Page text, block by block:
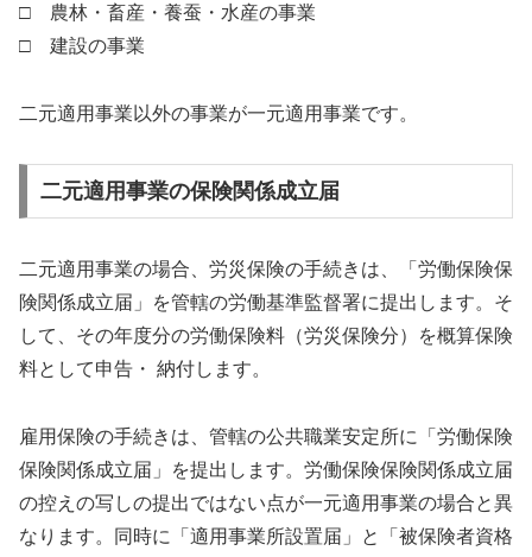
□ 農林・畜産・養蚕・水産の事業
□ 建設の事業
二元適用事業以外の事業が一元適用事業です。
二元適用事業の保険関係成立届
二元適用事業の場合、労災保険の手続きは、「労働保険保
険関係成立届」を管轄の労働基準監督署に提出します。そ
して、その年度分の労働保険料（労災保険分）を概算保険
料として申告・ 納付します。
雇用保険の手続きは、管轄の公共職業安定所に「労働保険
保険関係成立届」を提出します。労働保険保険関係成立届
の控えの写しの提出ではない点が一元適用事業の場合と異
なります。同時に「適用事業所設置届」と「被保険者資格